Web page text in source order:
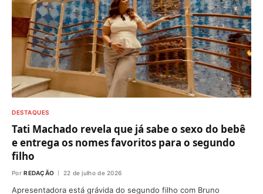
DESTAQUES
Tati Machado revela que já sabe o sexo do bebê
e entrega os nomes favoritos para o segundo
filho
Por REDAÇÃO 22 de julho de 2026
Apresentadora está grávida do segundo filho com Bruno